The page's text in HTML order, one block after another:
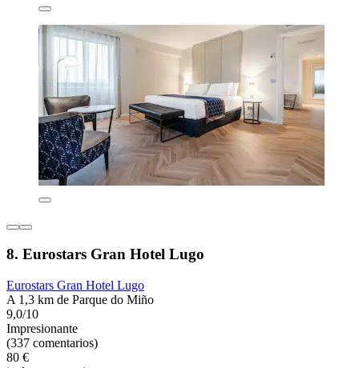
8. Eurostars Gran Hotel Lugo
Eurostars Gran Hotel Lugo
A 1,3 km de Parque do Miño
9,0/10
Impresionante
(337 comentarios)
80 €